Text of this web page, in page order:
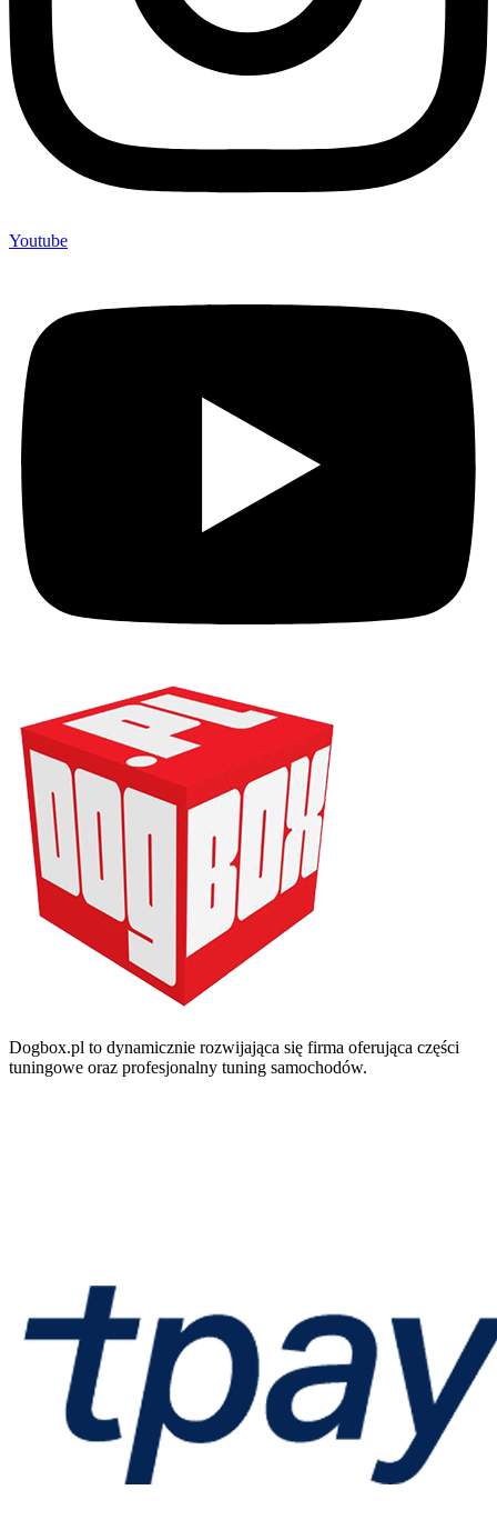
Youtube
Dogbox.pl to dynamicznie rozwijająca się firma oferująca części
tuningowe oraz profesjonalny tuning samochodów.